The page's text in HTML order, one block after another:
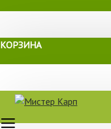
КОРЗИНА